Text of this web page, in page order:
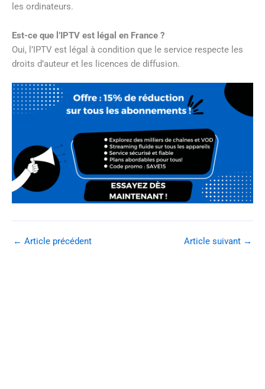
les ordinateurs.
Est-ce que l’IPTV est légal en France ?
Oui, l’IPTV est légal à condition que le service respecte les
droits d’auteur et les licences de diffusion.
← Article précédent Article suivant →